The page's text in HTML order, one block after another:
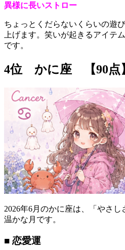
異様に長いストロー
ちょっとくだらないくらいの遊
上げます。笑いが起きるアイテ
です。
4位 かに座 【90点
2026年6月のかに座は、「やさし
温かな月です。
■ 恋愛運